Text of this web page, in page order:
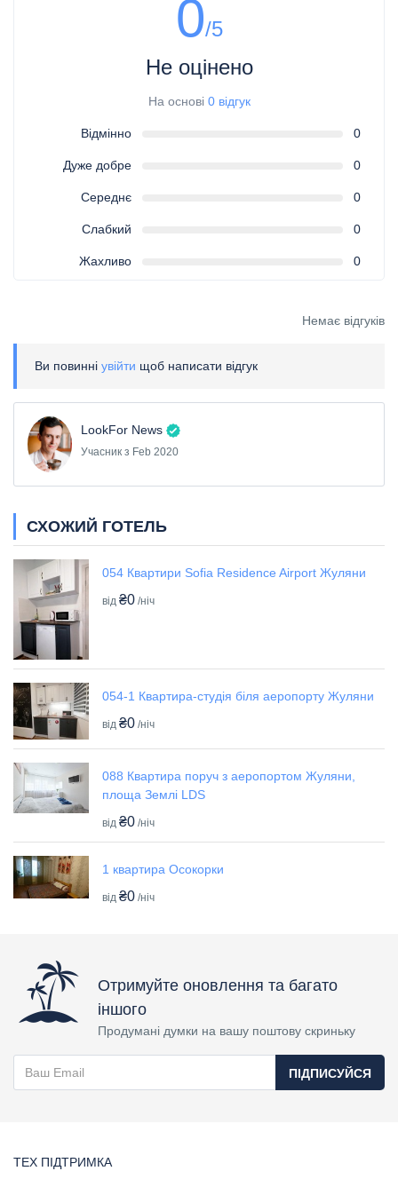
0/5
Не оцінено
На основі 0 відгук
Відмінно 0
Дуже добре 0
Середнє 0
Слабкий 0
Жахливо 0
Немає відгуків
Ви повинні увійти щоб написати відгук
LookFor News
Учасник з Feb 2020
СХОЖИЙ ГОТЕЛЬ
054 Квартири Sofia Residence Airport Жуляни
від ₴0 /ніч
054-1 Квартира-студія біля аеропорту Жуляни
від ₴0 /ніч
088 Квартира поруч з аеропортом Жуляни,
площа Землі LDS
від ₴0 /ніч
1 квартира Осокорки
від ₴0 /ніч
Отримуйте оновлення та багато
іншого
Продумані думки на вашу поштову скриньку
ПІДПИСУЙСЯ
ТЕХ ПІДТРИМКА